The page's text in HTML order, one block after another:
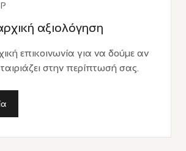
αξιολόγηση
επικοινωνία για να δούμε αν
στην περίπτωσή σας.